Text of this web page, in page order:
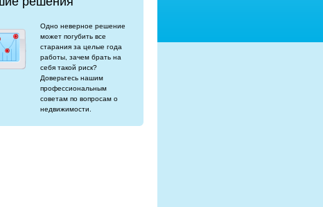
Одно неверное решение
может погубить все
старания за целые года
работы, зачем брать на
себя такой риск?
Доверьтесь нашим
профессиональным
советам по вопросам о
недвижимости.